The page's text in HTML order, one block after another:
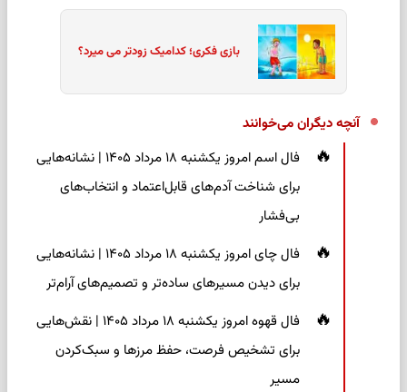
بازی فکری؛ کدامیک زودتر می میرد؟
آنچه دیگران می‌خوانند
فال اسم امروز یکشنبه ۱۸ مرداد ۱۴۰۵ | نشانه‌هایی
برای شناخت آدم‌های قابل‌اعتماد و انتخاب‌های
بی‌فشار
فال چای امروز یکشنبه ۱۸ مرداد ۱۴۰۵ | نشانه‌هایی
برای دیدن مسیرهای ساده‌تر و تصمیم‌های آرام‌تر
فال قهوه امروز یکشنبه ۱۸ مرداد ۱۴۰۵ | نقش‌هایی
برای تشخیص فرصت، حفظ مرزها و سبک‌کردن
مسیر